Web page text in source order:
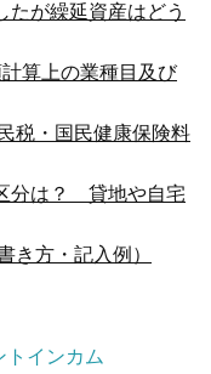
が繰延資産はどう
算上の業種目及び
税・国民健康保険料
分は？ 貸地や自宅
方・記入例）